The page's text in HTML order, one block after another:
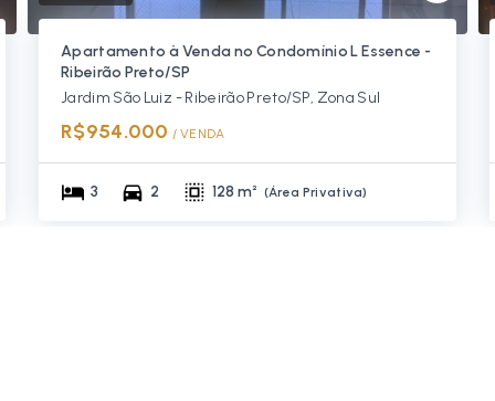
Apartamento à Venda no Condomínio L Essence -
Ribeirão Preto/SP
Jardim São Luiz - Ribeirão Preto/SP, Zona Sul
R$954.000 / VENDA
3 2 128 m² (Área Privativa)